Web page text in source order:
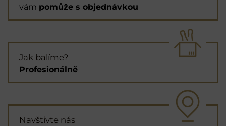
vám pomůže s objednávkou
Jak balíme?
Profesionálně
Navštivte nás